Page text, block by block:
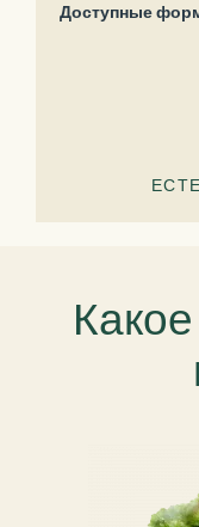
Доступные